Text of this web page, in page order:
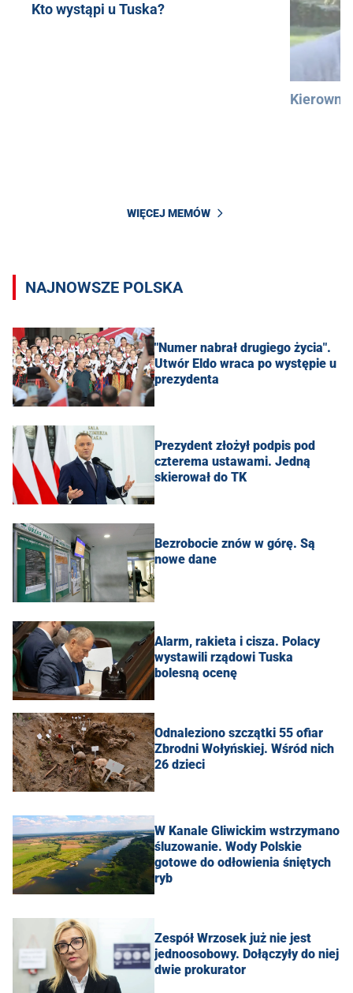
Kto wystąpi u Tuska?
WIĘCEJ MEMÓW
NAJNOWSZE POLSKA
"Numer nabrał drugiego życia".
Utwór Eldo wraca po występie u
prezydenta
Prezydent złożył podpis pod
czterema ustawami. Jedną
skierował do TK
Bezrobocie znów w górę. Są
nowe dane
Alarm, rakieta i cisza. Polacy
wystawili rządowi Tuska
bolesną ocenę
Odnaleziono szczątki 55 ofiar
Zbrodni Wołyńskiej. Wśród nich
26 dzieci
W Kanale Gliwickim wstrzymano
śluzowanie. Wody Polskie
gotowe do odłowienia śniętych
ryb
Zespół Wrzosek już nie jest
jednoosobowy. Dołączyły do niej
dwie prokurator